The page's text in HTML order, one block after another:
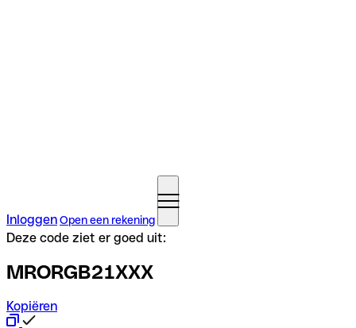
InloggenOpen een rekening
Deze code ziet er goed uit:
MRORGB21XXX
Kopiëren